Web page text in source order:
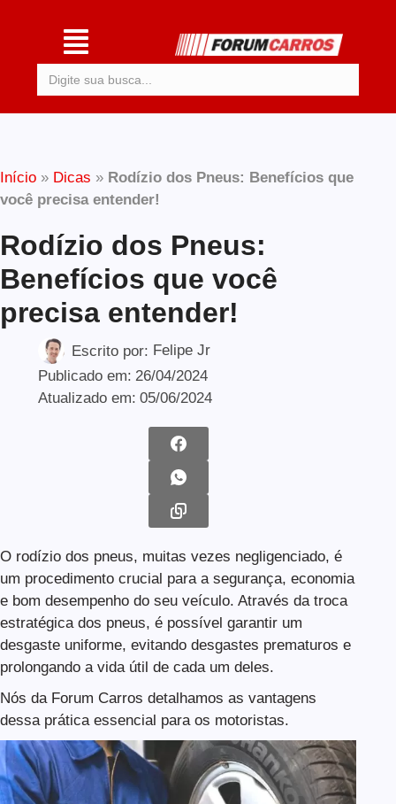
Início » Dicas » Rodízio dos Pneus: Benefícios que
você precisa entender!
Rodízio dos Pneus:
Benefícios que você
precisa entender!
Escrito por: Felipe Jr
Publicado em: 26/04/2024
Atualizado em: 05/06/2024
O rodízio dos pneus, muitas vezes negligenciado, é
um procedimento crucial para a segurança, economia
e bom desempenho do seu veículo. Através da troca
estratégica dos pneus, é possível garantir um
desgaste uniforme, evitando desgastes prematuros e
prolongando a vida útil de cada um deles.
Nós da Forum Carros detalhamos as vantagens
dessa prática essencial para os motoristas.